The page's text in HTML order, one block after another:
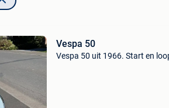
Vespa 50
Vespa 50 uit 1966. Start en